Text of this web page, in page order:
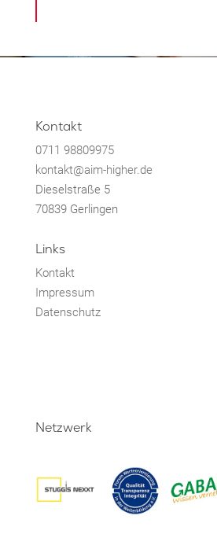
Kontakt
0711 98809975
kontakt@aim-higher.de
Dieselstraße 5
70839 Gerlingen
Links
Kontakt
Impressum
Datenschutz
Netzwerk